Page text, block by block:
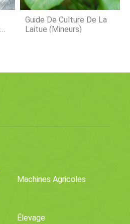
Guide De Culture De La
Laitue (mineurs)
Machines Agricoles
Élevage